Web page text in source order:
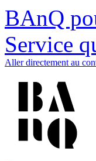
BAnQ
Service
Aller directement au